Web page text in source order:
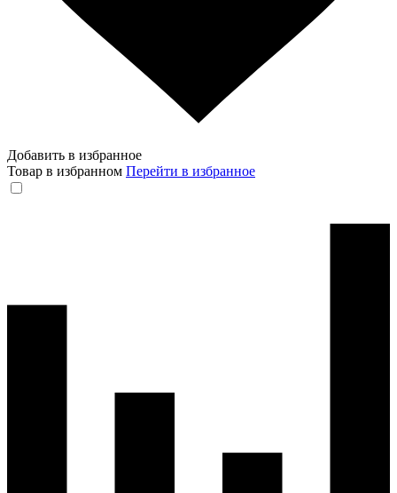
Добавить в избранное
Товар в избранном Перейти в избранное